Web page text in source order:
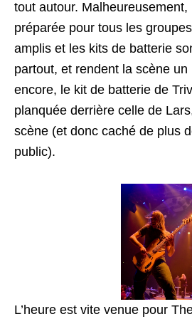
tout autour. Malheureusement,
préparée pour tous les
amplis et les kits de batterie
partout, et rendent la scène
encore, le kit de batterie de
planquée derrière celle de
scène (et donc caché de plus
public).
L’heure est vite venue pour